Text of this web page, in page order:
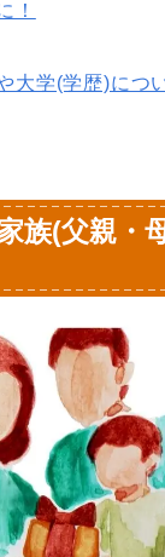
！
大学(学歴)につ
族(父親・